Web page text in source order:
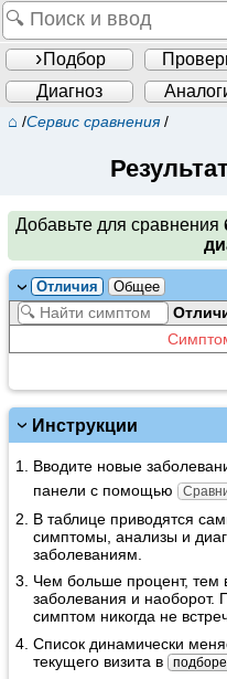
Подбор
Диагноз
⌂ /Сервис сравнения/
Добавьте для сравнения
Отличия Общее
Инструкции
Вводите новые
панели с помощью
В таблице приводятся
симптомы, анализы и
заболеваниям.
Чем больше процент, тем
заболевания и наоборот.
симптом никогда не
Список динамически
текущего визита в